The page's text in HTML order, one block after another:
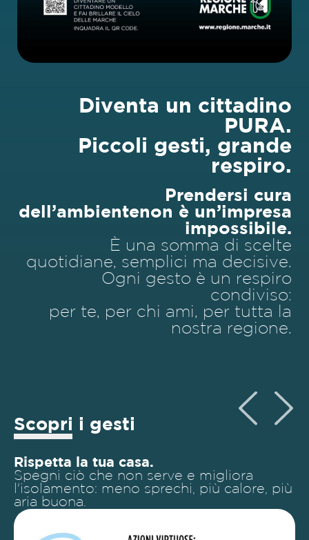
Diventa un cittadino
PURA.
Piccoli gesti, grande
respiro.
Prendersi cura
dell’ambientenon è un’impresa
impossibile.
È una somma di scelte
quotidiane, semplici ma decisive.
Ogni gesto è un respiro
condiviso:
per te, per chi ami, per tutta la
nostra regione.
Scopri i gesti
Rispetta la tua casa.
Spegni ciò che non serve e migliora
l'isolamento: meno sprechi, più calore, più
aria buona.